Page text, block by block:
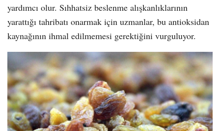
yardımcı olur. Sıhhatsiz beslenme alışkanlıklarının
yarattığı tahribatı onarmak için uzmanlar, bu antioksidan
kaynağının ihmal edilmemesi gerektiğini vurguluyor.